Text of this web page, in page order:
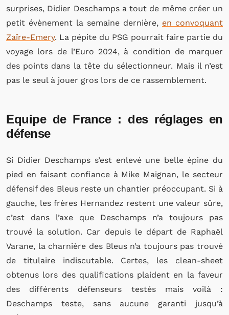
surprises, Didier Deschamps a tout de même créer un
petit évènement la semaine dernière, en convoquant
Zaïre-Emery. La pépite du PSG pourrait faire partie du
voyage lors de l’Euro 2024, à condition de marquer
des points dans la tête du sélectionneur. Mais il n’est
pas le seul à jouer gros lors de ce rassemblement.
Equipe de France : des réglages en
défense
Si Didier Deschamps s’est enlevé une belle épine du
pied en faisant confiance à Mike Maignan, le secteur
défensif des Bleus reste un chantier préoccupant. Si à
gauche, les frères Hernandez restent une valeur sûre,
c’est dans l’axe que Deschamps n’a toujours pas
trouvé la solution. Car depuis le départ de Raphaël
Varane, la charnière des Bleus n’a toujours pas trouvé
de titulaire indiscutable. Certes, les clean-sheet
obtenus lors des qualifications plaident en la faveur
des différents défenseurs testés mais voilà :
Deschamps teste, sans aucune garanti jusqu’à